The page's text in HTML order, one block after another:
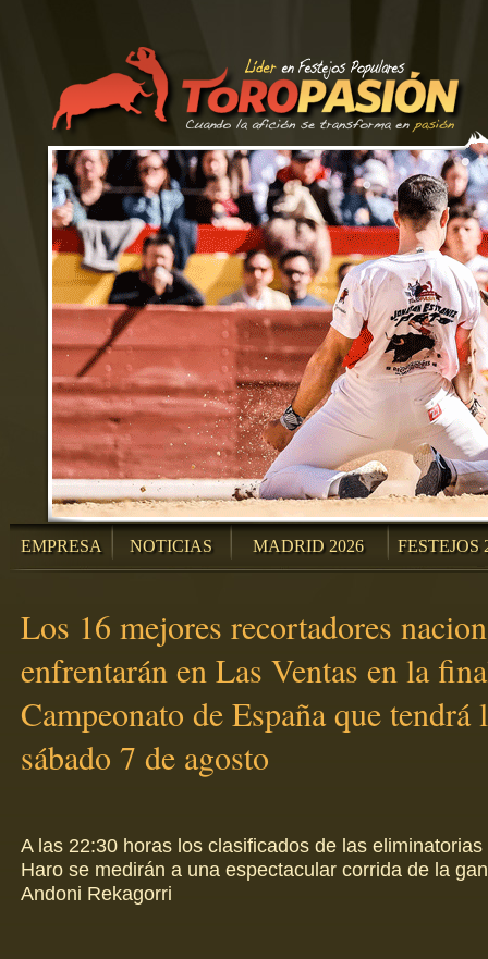
EMPRESA NOTICIAS MADRID 2026 FESTEJOS
Los 16 mejores recortadores
enfrentarán en Las Ventas en la
Campeonato de España que tendrá
sábado 7 de agosto
A las 22:30 horas los clasificados de las eliminatorias
Haro se medirán a una espectacular corrida de la
Andoni Rekagorri